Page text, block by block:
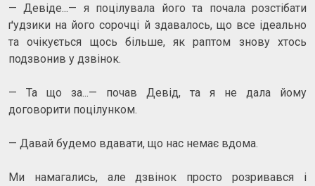
— Девіде...— я поцілувала його та почала розстібати
ґудзики на його сорочці й здавалось, що все ідеально
та очікується щось більше, як раптом знову хтось
подзвонив у дзвінок.
— Та що за...— почав Девід, та я не дала йому
договорити поцілунком.
— Давай будемо вдавати, що нас немає вдома.
Ми намагались, але дзвінок просто розривався і